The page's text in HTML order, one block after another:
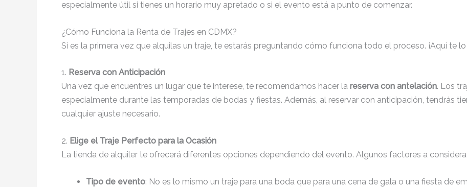
especialmente útil si tienes un horario muy apretado o si el evento está a punto de comenzar.
¿Cómo Funciona la Renta de Trajes en CDMX?
Si es la primera vez que alquilas un traje, te estarás preguntando cómo funciona todo el proceso. ¡Aquí te
1. Reserva con Anticipación
Una vez que encuentres un lugar que te interese, te recomendamos hacer la reserva con antelación. Los
especialmente durante las temporadas de bodas y fiestas. Además, al reservar con anticipación, tendrás
cualquier ajuste necesario.
2. Elige el Traje Perfecto para la Ocasión
La tienda de alquiler te ofrecerá diferentes opciones dependiendo del evento. Algunos factores a
Tipo de evento: No es lo mismo un traje para una boda que para una cena de gala o una fiesta de